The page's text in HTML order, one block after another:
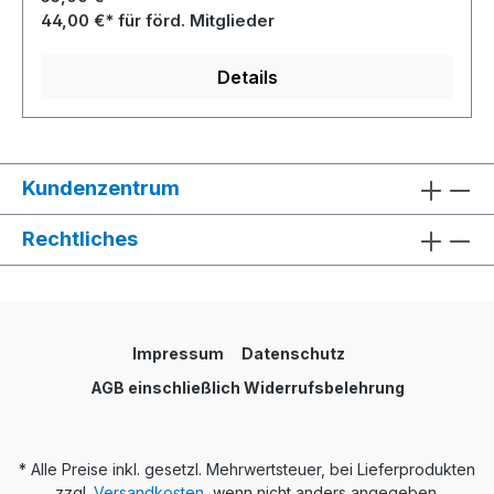
44,00 €* für förd. Mitglieder
Details
Kundenzentrum
Rechtliches
Impressum
Datenschutz
AGB einschließlich Widerrufsbelehrung
* Alle Preise inkl. gesetzl. Mehrwertsteuer, bei Lieferprodukten